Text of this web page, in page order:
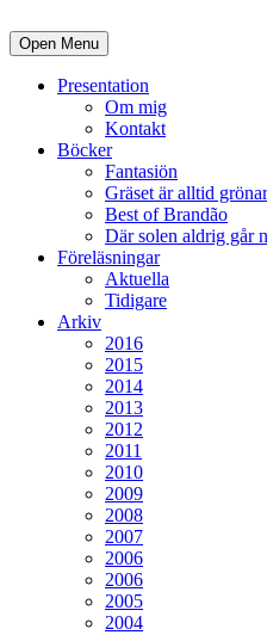
Open Menu
Presentation
Om mig
Kontakt
Böcker
Fantasiön
Gräset är alltid
Best of Brandão
Där solen aldrig går
Föreläsningar
Aktuella
Tidigare
Arkiv
2016
2015
2014
2013
2012
2011
2010
2009
2008
2007
2006
2006
2005
2004